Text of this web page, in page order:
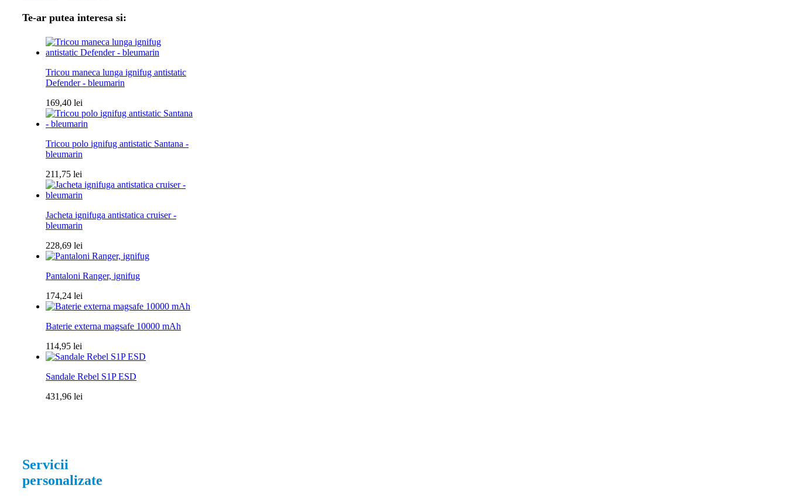
Te-ar putea interesa si:
Tricou maneca lunga ignifug antistatic
Defender - bleumarin
169,40 lei
Tricou polo ignifug antistatic Santana -
bleumarin
211,75 lei
Jacheta ignifuga antistatica cruiser -
bleumarin
228,69 lei
Pantaloni Ranger, ignifug
174,24 lei
Baterie externa magsafe 10000 mAh
114,95 lei
Sandale Rebel S1P ESD
431,96 lei
Servicii
personalizate